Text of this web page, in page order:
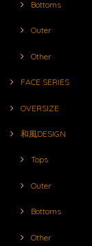
Bottoms
Outer
Other
FACE SERIES
OVERSIZE
和風DESIGN
Tops
Outer
Bottoms
Other